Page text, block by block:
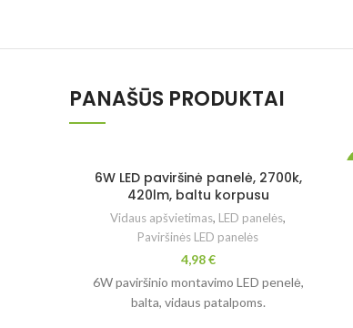
PANAŠŪS PRODUKTAI
6W LED paviršinė panelė, 2700k,
420lm, baltu korpusu
Vidaus apšvietimas, LED panelės,
Paviršinės LED panelės
4,98€
6W paviršinio montavimo LED penelė,
balta, vidaus patalpoms.